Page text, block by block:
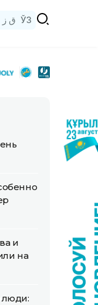
ق ز ЎЗ
и
на
люди: